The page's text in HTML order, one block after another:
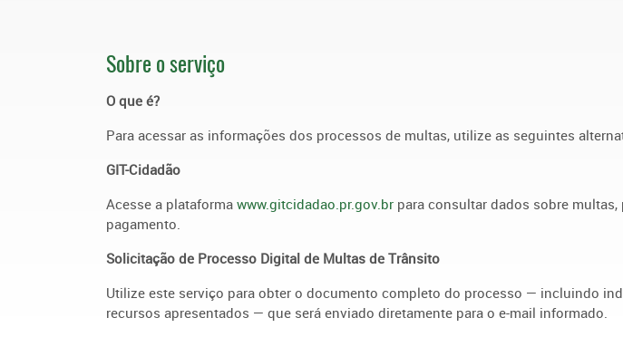
Sobre o serviço
O que é?
Para acessar as informações dos processos de multas, utilize as seguintes
GIT-Cidadão
Acesse a plataforma www.gitcidadao.pr.gov.br para consultar dados sobre
pagamento.
Solicitação de Processo Digital de Multas de Trânsito
Utilize este serviço para obter o documento completo do processo — incluindo
recursos apresentados — que será enviado diretamente para o e-mail informado.